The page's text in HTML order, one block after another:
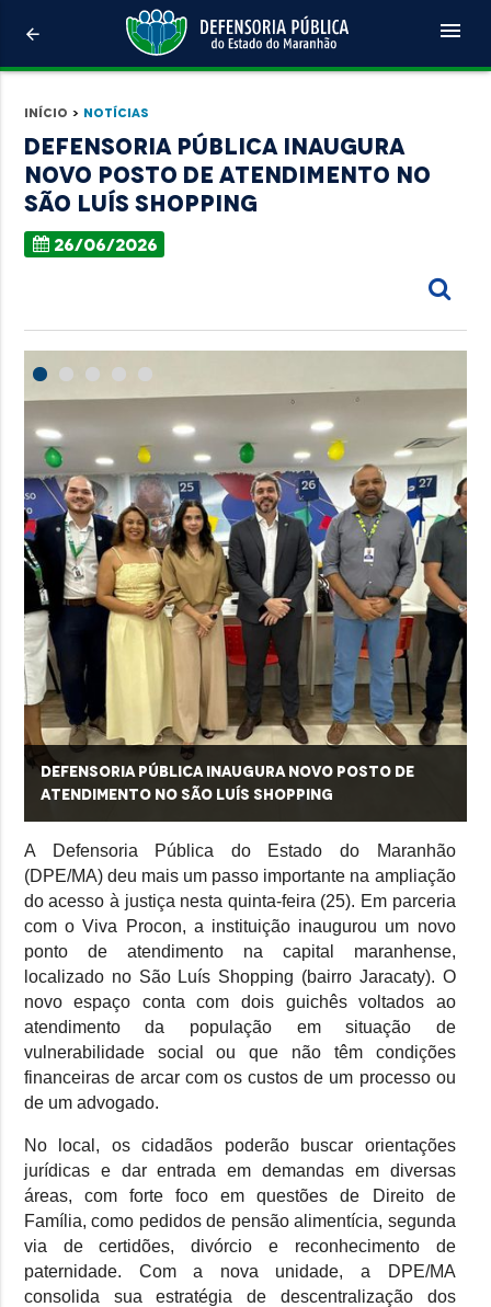
arrow_back menu
Início > Notícias
Defensoria Pública inaugura
novo posto de atendimento no
São Luís Shopping
26/06/2026
Defensoria Pública inaugura novo posto de
atendimento no São Luís Shopping
A Defensoria Pública do Estado do Maranhão
(DPE/MA) deu mais um passo importante na ampliação
do acesso à justiça nesta quinta-feira (25). Em parceria
com o Viva Procon, a instituição inaugurou um novo
ponto de atendimento na capital maranhense,
localizado no São Luís Shopping (bairro Jaracaty). O
novo espaço conta com dois guichês voltados ao
atendimento da população em situação de
vulnerabilidade social ou que não têm condições
financeiras de arcar com os custos de um processo ou
de um advogado.
No local, os cidadãos poderão buscar orientações
jurídicas e dar entrada em demandas em diversas
áreas, com forte foco em questões de Direito de
Família, como pedidos de pensão alimentícia, segunda
via de certidões, divórcio e reconhecimento de
paternidade. Com a nova unidade, a DPE/MA
consolida sua estratégia de descentralização dos